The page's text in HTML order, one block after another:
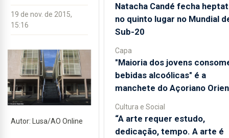
19 de nov. de 2015,
15:16
Autor: Lusa/AO Online
Natacha Candé fecha
no quinto lugar no Mundial
Sub-20
Capa
"Maioria dos jovens
bebidas alcoólicas" é a
manchete do Açoriano
Cultura e Social
“A arte requer estudo,
dedicação, tempo. A arte é